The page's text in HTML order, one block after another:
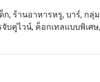
ก, ร้านอาหารหรู, บาร์, กลุ่
บคู่ไวน์, ค็อกเทลแบบพิเศ